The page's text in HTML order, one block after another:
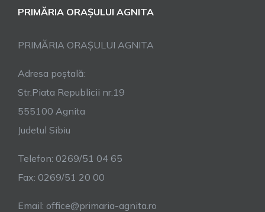
PRIMĂRIA ORAȘULUI AGNITA
PRIMĂRIA ORAȘULUI AGNITA
Adresa poștală:
Str.Piata Republicii nr.19
555100 Agnita
Judetul Sibiu
Telefon: 0269/51 04 65
Fax: 0269/51 20 00
Email: office@primaria-agnita.ro